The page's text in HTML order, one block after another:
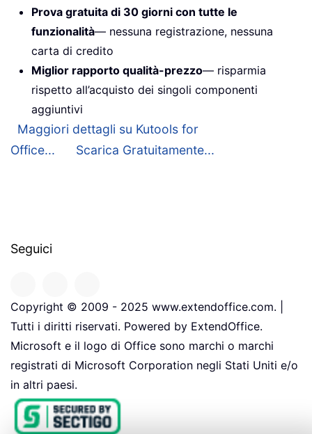
Prova gratuita di 30 giorni con tutte le
funzionalità— nessuna registrazione, nessuna
carta di credito
Miglior rapporto qualità-prezzo— risparmia
rispetto all’acquisto dei singoli componenti
aggiuntivi
Maggiori dettagli su Kutools for
Office...
Scarica Gratuitamente...
Seguici
Copyright © 2009 - 2025 www.extendoffice.com. |
Tutti i diritti riservati. Powered by ExtendOffice.
Microsoft e il logo di Office sono marchi o marchi
registrati di Microsoft Corporation negli Stati Uniti e/o
in altri paesi.